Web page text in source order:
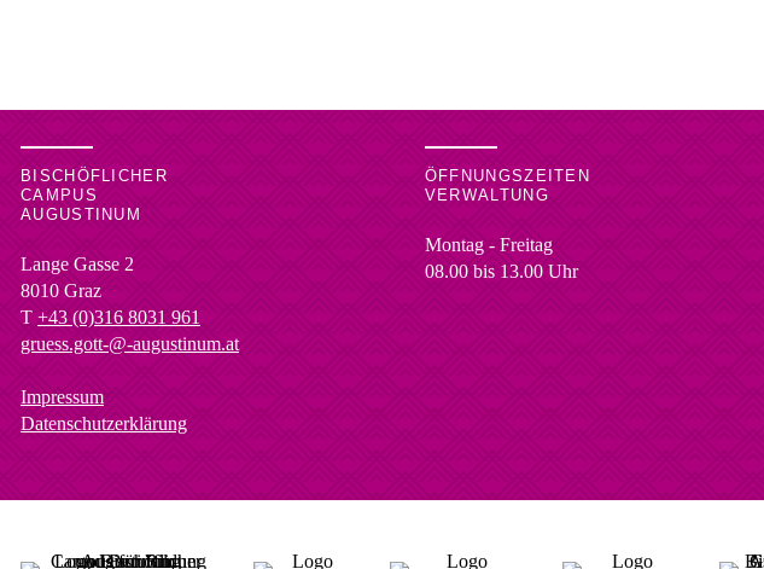
BISCHÖFLICHER
CAMPUS
AUGUSTINUM
Lange Gasse 2
8010 Graz
T +43 (0)316 8031 961
gruess.gott-@-augustinum.at
Impressum
Datenschutzerklärung
ÖFFNUNGSZEITEN
VERWALTUNG
Montag - Freitag
08.00 bis 13.00 Uhr